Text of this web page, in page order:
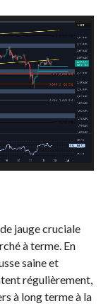
jauge cruciale
à terme. En
saine et
régulièrement,
à long terme à la